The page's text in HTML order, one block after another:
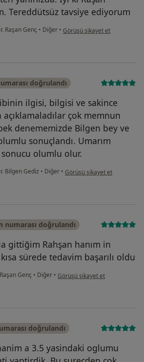
Tereddütsüz tavsiye ediyorum
Raşan Genç • Diğer • kullanıcının görüşüne göre
Görüşü şikayet et
doğrulandı
ilgisi, bilgisi ve sakince
açıklamaladılar çok memnun
denememizde Bilgen bey ve
sonuçlandı. Umarım
olumlu olur.
Bilgen Gediz • Diğer • kullanıcının görüşüne göre
Görüşü şikayet et
numarası doğrulandı
gittiğim Rahşan hanım in
sürede tedavim başarılı oldu
Genç • Diğer • kullanıcının görüşüne göre
Görüşü şikayet et
doğrulandı
a 3.5 yasindaki oglumu